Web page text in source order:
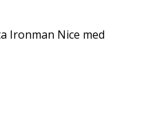
Ironman Nice med